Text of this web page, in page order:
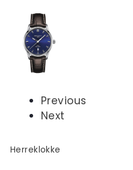
Previous
Next
Herreklokke